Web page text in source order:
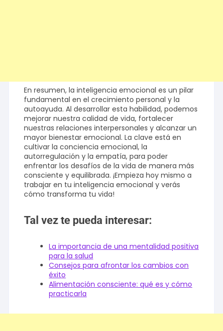
En resumen, la inteligencia emocional es un pilar
fundamental en el crecimiento personal y la
autoayuda. Al desarrollar esta habilidad, podemos
mejorar nuestra calidad de vida, fortalecer
nuestras relaciones interpersonales y alcanzar un
mayor bienestar emocional. La clave está en
cultivar la conciencia emocional, la
autorregulación y la empatía, para poder
enfrentar los desafíos de la vida de manera más
consciente y equilibrada. ¡Empieza hoy mismo a
trabajar en tu inteligencia emocional y verás
cómo transforma tu vida!
Tal vez te pueda interesar:
La importancia de una mentalidad positiva
para la salud
Consejos para afrontar los cambios con
éxito
Alimentación consciente: qué es y cómo
practicarla